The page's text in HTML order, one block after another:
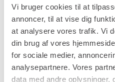
Vi bruger cookies til at
annoncer, til at vise dig
at analysere vores trafik. Vi
din brug af vores
for sociale medier,
analysepartnere. Vores
data med andre oplysninger,
Kabeltromle
1.350 mm
Kabeltromle dybde,
1.300 mm
Pr. dag
Ekskl. moms